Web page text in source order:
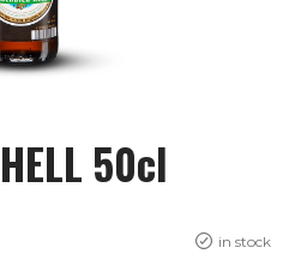
50cl
in stock